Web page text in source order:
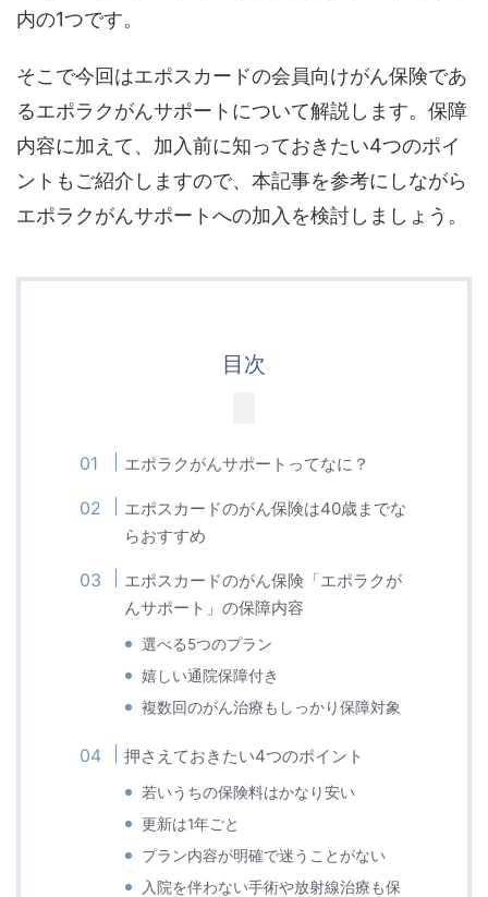
内の1つです。
そこで今回はエポスカードの会員向けがん保険であ
るエポラクがんサポートについて解説します。保障
内容に加えて、加入前に知っておきたい4つのポイ
ントもご紹介しますので、本記事を参考にしながら
エポラクがんサポートへの加入を検討しましょう。
目次
エポラクがんサポートってなに？
エポスカードのがん保険は40歳までな
らおすすめ
エポスカードのがん保険「エポラクが
んサポート」の保障内容
選べる5つのプラン
嬉しい通院保障付き
複数回のがん治療もしっかり保障対象
押さえておきたい4つのポイント
若いうちの保険料はかなり安い
更新は1年ごと
プラン内容が明確で迷うことがない
入院を伴わない手術や放射線治療も保